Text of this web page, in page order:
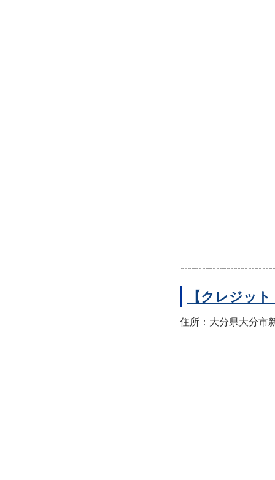
【クレジッ
住所：大分県大分市